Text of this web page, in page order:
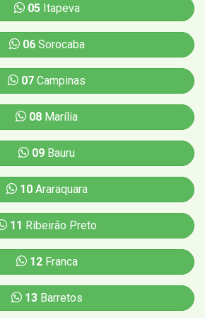
05Itapeva
06Sorocaba
07 Campinas
08 Marília
09 Bauru
10Araraquara
11 Ribeirão Preto
12Franca
13Barretos